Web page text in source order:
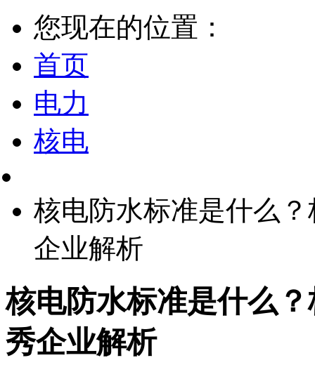
您现在的位置：
首页
电力
核电
核电防水标准是什么
企业解析
核电防水标准是什么
秀企业解析